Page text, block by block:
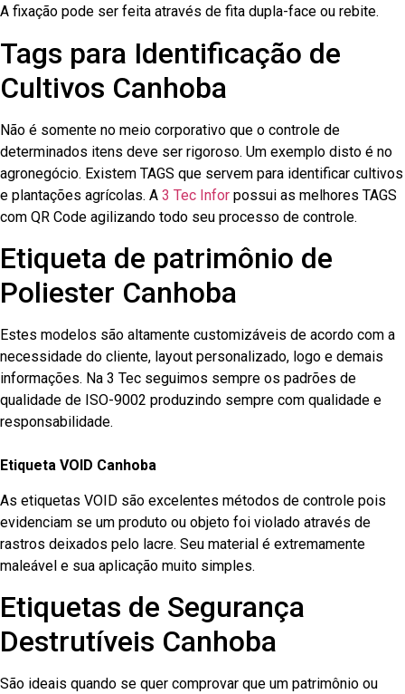
A fixação pode ser feita através de fita dupla-face ou rebite.
Tags para Identificação de
Cultivos Canhoba
Não é somente no meio corporativo que o controle de
determinados itens deve ser rigoroso. Um exemplo disto é no
agronegócio. Existem TAGS que servem para identificar cultivos
e plantações agrícolas. A 3 Tec Infor possui as melhores TAGS
com QR Code agilizando todo seu processo de controle.
Etiqueta de patrimônio de
Poliester Canhoba
Estes modelos são altamente customizáveis de acordo com a
necessidade do cliente, layout personalizado, logo e demais
informações. Na 3 Tec seguimos sempre os padrões de
qualidade de ISO-9002 produzindo sempre com qualidade e
responsabilidade.
Etiqueta VOID Canhoba
As etiquetas VOID são excelentes métodos de controle pois
evidenciam se um produto ou objeto foi violado através de
rastros deixados pelo lacre. Seu material é extremamente
maleável e sua aplicação muito simples.
Etiquetas de Segurança
Destrutíveis Canhoba
São ideais quando se quer comprovar que um patrimônio ou